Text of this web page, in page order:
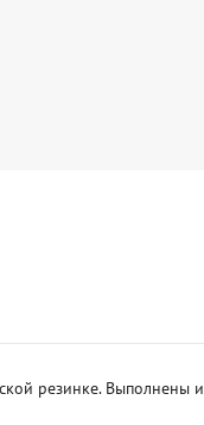
резинке. Выполнены